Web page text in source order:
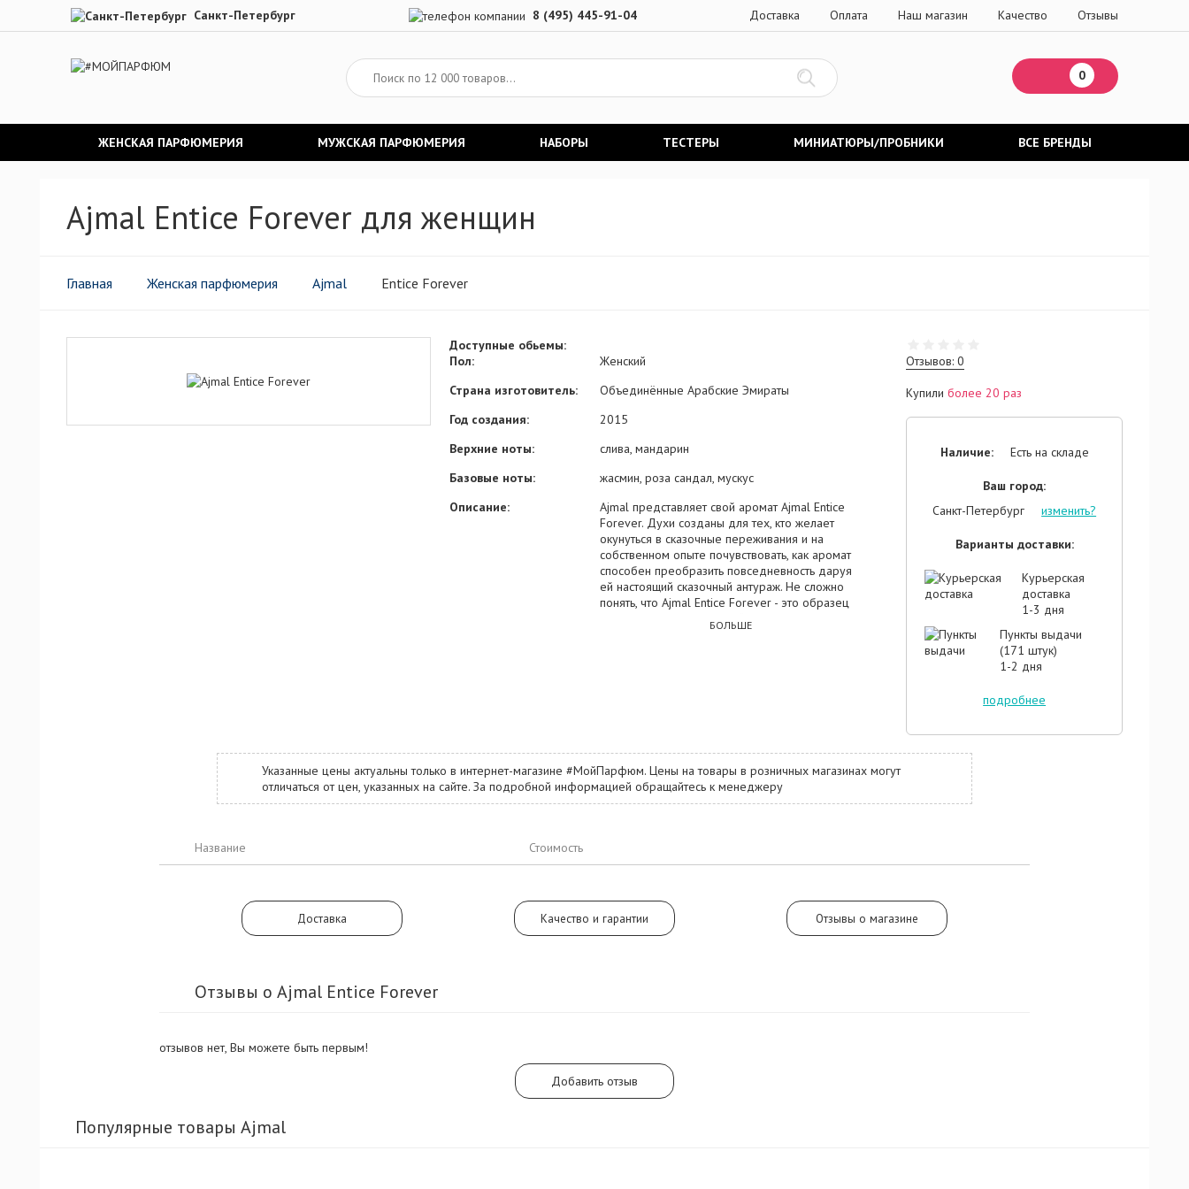
Санкт-Петербург 8 (495) 445-91-04 Доставка Оплата Наш магазин Качество Отзывы
0
ЖЕНСКАЯ ПАРФЮМЕРИЯ МУЖСКАЯ ПАРФЮМЕРИЯ НАБОРЫ ТЕСТЕРЫ МИНИАТЮРЫ/ПРОБНИКИ ВСЕ БРЕНДЫ
Ajmal Entice Forever для женщин
Главная Женская парфюмерия Ajmal Entice Forever
Доступные обьемы:
Пол:
Женский
Страна изготовитель:
Объединённые Арабские Эмираты
Год создания:
2015
Верхние ноты:
слива, мандарин
Базовые ноты:
жасмин, роза сандал, мускус
Описание:
Ajmal представляет свой аромат Ajmal Entice
Forever. Духи созданы для тех, кто желает
окунуться в сказочные переживания и на
собственном опыте почувствовать, как аромат
способен преобразить повседневность даруя
ей настоящий сказочный антураж. Не сложно
понять, что Ajmal Entice Forever - это образец
обладателю и его окружению изысканное
фаворитом. Год выпуска данного парфюма -
2015. С тах самых пор флакон Ajmal Entice
Forever стал неотъемлемым хозяином полок в
БОЛЬШЕ
Отзывов: 0
Купилиболее 20 раз
Наличие: Есть на складе
Ваш город:
Санкт-Петербург
изменить?
Варианты доставки:
Курьерская
доставка
1-3 дня
Пункты выдачи
(171 штук)
1-2 дня
подробнее
Указанные цены актуальны только в интернет-магазине #МойПарфюм. Цены на товары в розничных магазинах могут
отличаться от цен, указанных на сайте. За подробной информацией обращайтесь к менеджеру
Название Стоимость
Доставка Качество и гарантии Отзывы о магазине
Отзывы о Ajmal Entice Forever
отзывов нет, Вы можете быть первым!
Добавить отзыв
Популярные товары Ajmal